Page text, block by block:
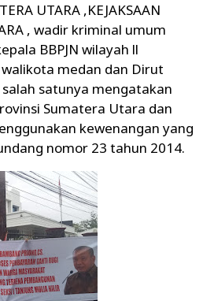
UTARA ,KEJAKSAAN
, wadir kriminal umum
BBPJN wilayah ll
medan dan Dirut
satunya mengatakan
Sumatera Utara dan
kewenangan yang
nomor 23 tahun 2014.